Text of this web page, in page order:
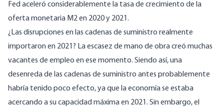
Fed aceleró considerablemente la tasa de crecimiento de la
oferta monetaria M2 en 2020 y 2021.
¿Las disrupciones en las cadenas de suministro realmente
importaron en 2021? La escasez de mano de obra creó muchas
vacantes de empleo en ese momento. Siendo así, una
desenreda de las cadenas de suministro antes probablemente
habría tenido poco efecto, ya que la economía se estaba
acercando a su capacidad máxima en 2021. Sin embargo, el